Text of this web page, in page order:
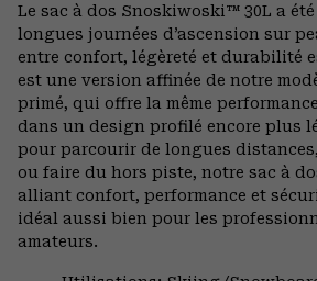
Le sac à dos Snoskiwoski™ 30L a
longues journées d’ascension sur
entre confort, légèreté et durabilité
est une version affinée de notre
primé, qui offre la même
dans un design profilé encore plus
pour parcourir de longues
ou faire du hors piste, notre sac à
alliant confort, performance et
idéal aussi bien pour les
amateurs.